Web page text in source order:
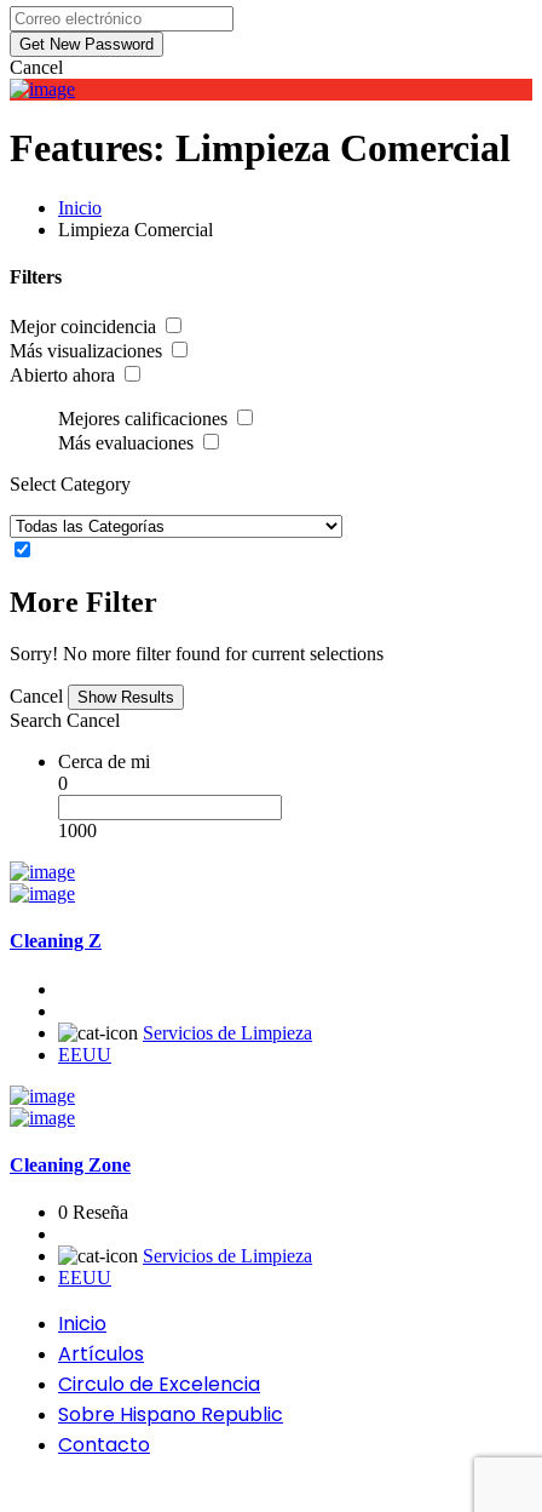
Cancel
Ingresar
Añadir Perfil de Negocio
Features: Limpieza Comercial
Inicio
Limpieza Comercial
Filters
Mejor coincidencia
Más visualizaciones
Abierto ahora
Mejores calificaciones
Más evaluaciones
Select Category
More Filter
Sorry! No more filter found for current selections
Cancel
Search Cancel
Cerca de mi
0
1000
Cleaning Z
Servicios de Limpieza
EEUU
Cleaning Zone
0 Reseña
Servicios de Limpieza
EEUU
Inicio
Artículos
Circulo de Excelencia
Sobre Hispano Republic
Contacto